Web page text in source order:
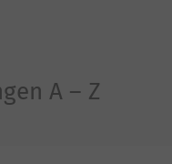
A – Z